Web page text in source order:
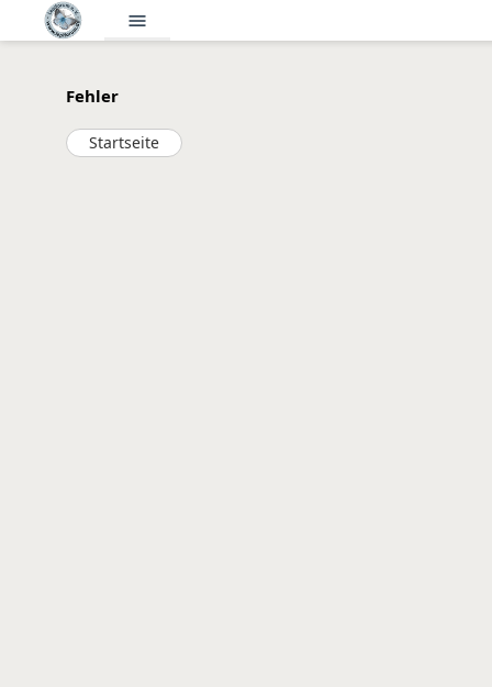
menu
Fehler
Startseite